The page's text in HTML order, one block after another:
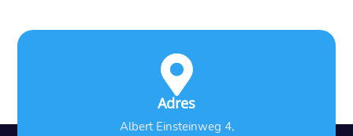

Adres
Albert Einsteinweg 4,